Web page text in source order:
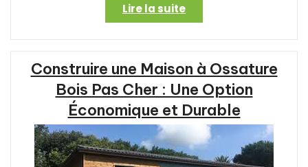
Lire la suite« Construisez
Votre
Maison
en
Bois
Clé
en
Main
à
Prix
Abordable »
Construire une Maison à Ossature
Bois Pas Cher : Une Option
Économique et Durable